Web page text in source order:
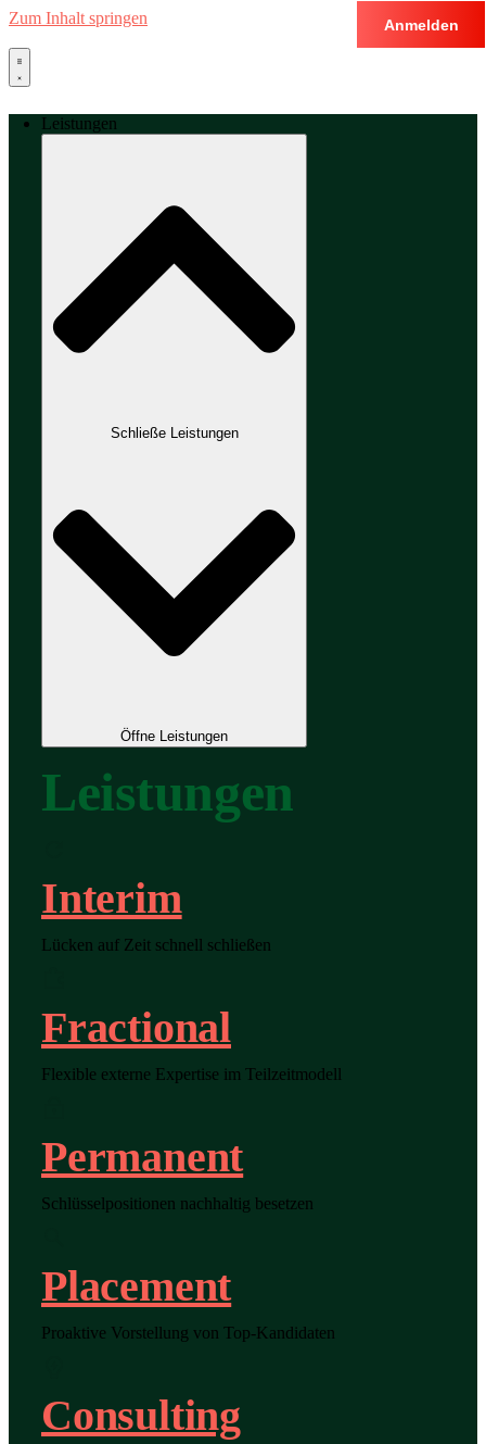
Zum Inhalt springen
Leistungen
Schließe Leistungen
Öffne Leistungen
Leistungen
Interim
Lücken auf Zeit schnell schließen
Fractional
Flexible externe Expertise im Teilzeitmodell
Permanent
Schlüsselpositionen nachhaltig besetzen
Placement
Proaktive Vorstellung von Top-Kandidaten
Consulting
Anmelden